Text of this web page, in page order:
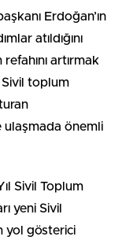
Erdoğan’ın
atıldığını
artırmak
Sivil toplum
ulaşmada önemli
Sivil Toplum
yeni Sivil
yol gösterici